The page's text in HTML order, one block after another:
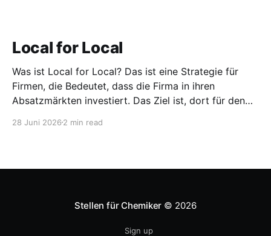
Local for Local
Was ist Local for Local? Das ist eine Strategie für
Firmen, die Bedeutet, dass die Firma in ihren
Absatzmärkten investiert. Das Ziel ist, dort für den
entwickeln. Diese Strategie ist von Toyota bekannt,
28 Juni 2026 2 min read
Stellen für Chemiker © 2026
Sign up